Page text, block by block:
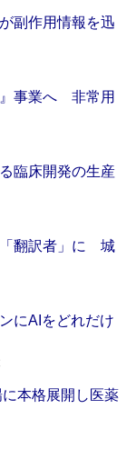
副作用情報を迅
』事業へ 非常用
臨床開発の生産
「翻訳者」に 城
にAIをどれだけ
本格展開し医薬